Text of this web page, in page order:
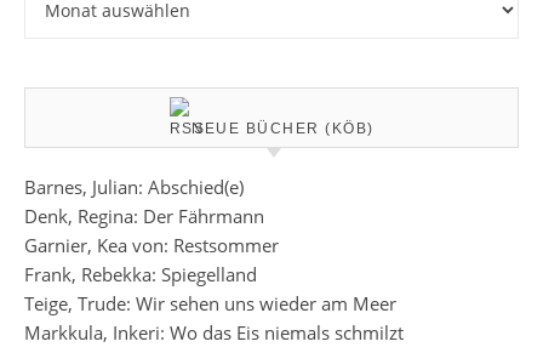
NEUE BÜCHER (KÖB)
Barnes, Julian: Abschied(e)
Denk, Regina: Der Fährmann
Garnier, Kea von: Restsommer
Frank, Rebekka: Spiegelland
Teige, Trude: Wir sehen uns wieder am Meer
Markkula, Inkeri: Wo das Eis niemals schmilzt